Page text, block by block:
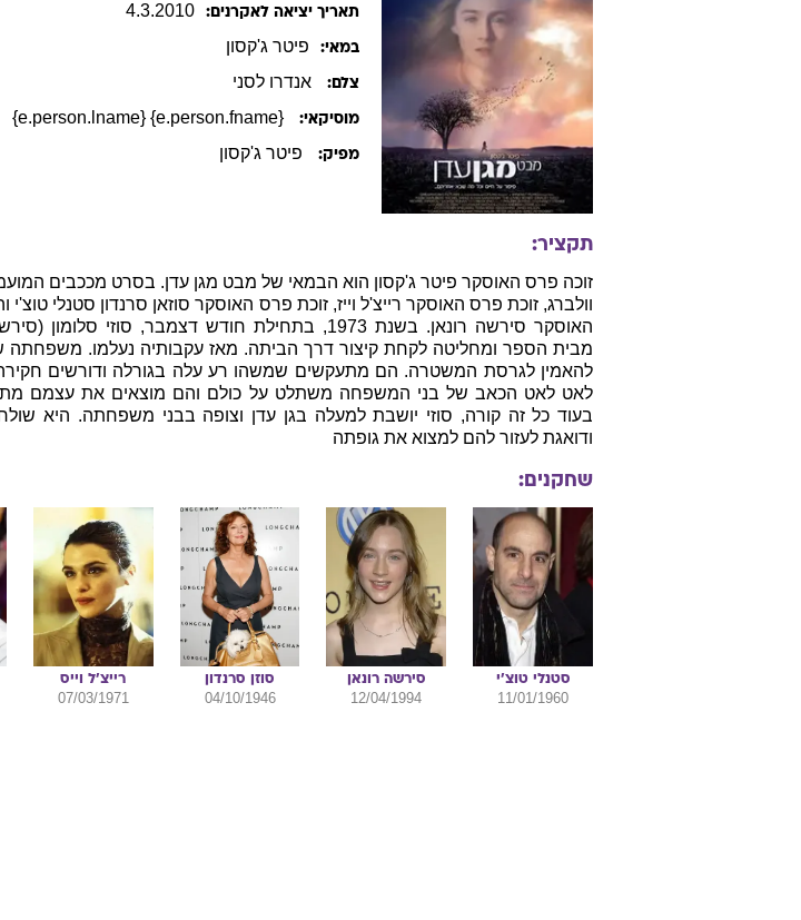
תאריך יציאה לאקרנים: 4.3.2010
במאי: פיטר ג'קסון
צלם: אנדרו לסני
מוסיקאי: {e.person.fname} {e.person.lname}
מפיק: פיטר ג'קסון
תקציר:
זוכה פרס האוסקר פיטר ג'קסון הוא הבמאי של מבט מגן עדן. בסרט מככבים
וולברג, זוכת פרס האוסקר רייצ'ל וייז, זוכת פרס האוסקר סוזאן סרנדון סטנלי
האוסקר סירשה רונאן. בשנת 1973, בתחילת חודש דצמבר, סוזי
מבית הספר ומחליטה לקחת קיצור דרך הביתה. מאז עקבותיה נעלמו. משפחתה
להאמין לגרסת המשטרה. הם מתעקשים שמשהו רע עלה בגורלה ודורשים
לאט לאט הכאב של בני המשפחה משתלט על כולם והם מוצאים את עצמם
בעוד כל זה קורה, סוזי יושבת למעלה בגן עדן וצופה בבני משפחתה. היא
ודואגת לעזור להם למצוא את גופתה
שחקנים:
סטנלי טוצ'י
11/01/1960
סירשה רונאן
12/04/1994
סוזן סרנדון
04/10/1946
רייצ'ל וייס
07/03/1971